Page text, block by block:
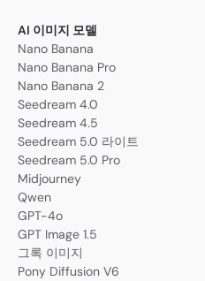
AI 이미지 모델
Nano Banana
Nano Banana Pro
Nano Banana 2
Seedream 4.0
Seedream 4.5
Seedream 5.0 라이트
Seedream 5.0 Pro
Midjourney
Qwen
GPT-4o
GPT Image 1.5
그록 이미지
Pony Diffusion V6